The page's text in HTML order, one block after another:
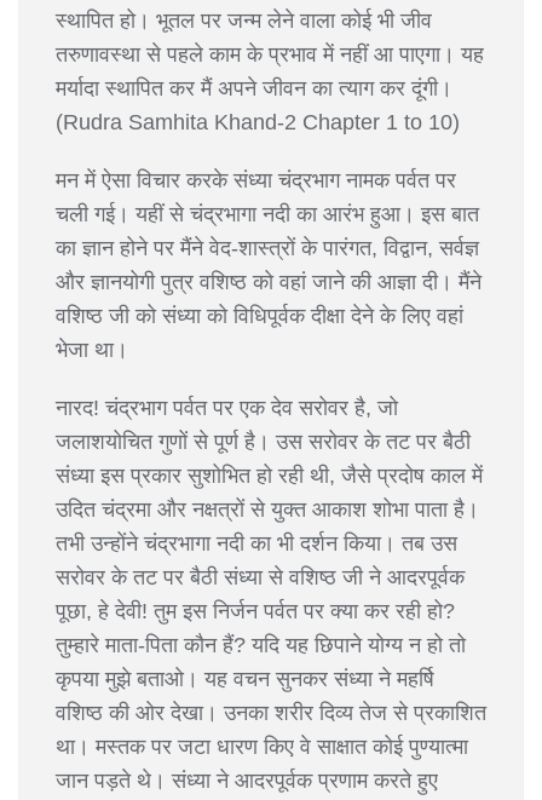
स्थापित हो। भूतल पर जन्म लेने वाला कोई भी जीव
तरुणावस्था से पहले काम के प्रभाव में नहीं आ पाएगा। यह
मर्यादा स्थापित कर मैं अपने जीवन का त्याग कर दूंगी।
(Rudra Samhita Khand-2 Chapter 1 to 10)
मन में ऐसा विचार करके संध्या चंद्रभाग नामक पर्वत पर
चली गई। यहीं से चंद्रभागा नदी का आरंभ हुआ। इस बात
का ज्ञान होने पर मैंने वेद-शास्त्रों के पारंगत, विद्वान, सर्वज्ञ
और ज्ञानयोगी पुत्र वशिष्ठ को वहां जाने की आज्ञा दी। मैंने
वशिष्ठ जी को संध्या को विधिपूर्वक दीक्षा देने के लिए वहां
भेजा था।
नारद! चंद्रभाग पर्वत पर एक देव सरोवर है, जो
जलाशयोचित गुणों से पूर्ण है। उस सरोवर के तट पर बैठी
संध्या इस प्रकार सुशोभित हो रही थी, जैसे प्रदोष काल में
उदित चंद्रमा और नक्षत्रों से युक्त आकाश शोभा पाता है।
तभी उन्होंने चंद्रभागा नदी का भी दर्शन किया। तब उस
सरोवर के तट पर बैठी संध्या से वशिष्ठ जी ने आदरपूर्वक
पूछा, हे देवी! तुम इस निर्जन पर्वत पर क्या कर रही हो?
तुम्हारे माता-पिता कौन हैं? यदि यह छिपाने योग्य न हो तो
कृपया मुझे बताओ। यह वचन सुनकर संध्या ने महर्षि
वशिष्ठ की ओर देखा। उनका शरीर दिव्य तेज से प्रकाशित
था। मस्तक पर जटा धारण किए वे साक्षात कोई पुण्यात्मा
जान पड़ते थे। संध्या ने आदरपूर्वक प्रणाम करते हुए